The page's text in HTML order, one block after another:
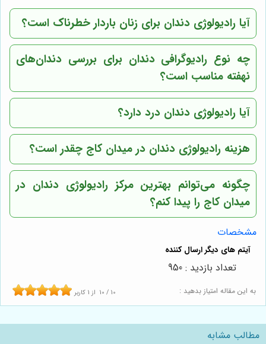
آیا رادیولوژی دندان برای زنان باردار خطرناک است؟
چه نوع رادیوگرافی دندان برای بررسی دندان‌های
نهفته مناسب است؟
آیا رادیولوژی دندان درد دارد؟
هزینه رادیولوژی دندان در میدان کاج چقدر است؟
چگونه می‌توانم بهترین مرکز رادیولوژی دندان در
میدان کاج را پیدا کنم؟
مشخصات
به این مقاله امتیاز بدهید : 10 / 10 از 1 کاربر
تعداد بازدید : 950
مطالب مشابه